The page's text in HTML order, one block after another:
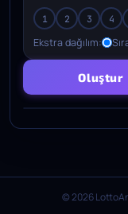
1 2 3 4
Ekstra dağılım:
Oluştur
© 2026